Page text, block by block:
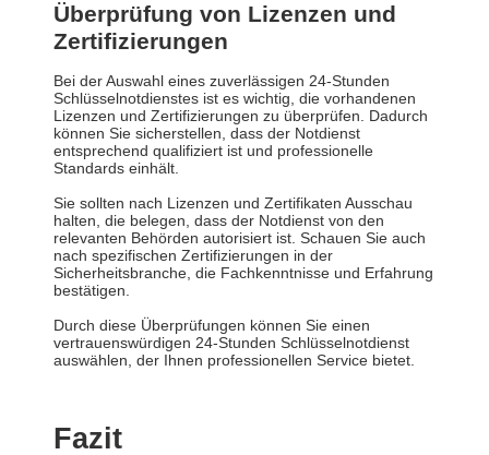
Überprüfung von Lizenzen und
Zertifizierungen
Bei der Auswahl eines zuverlässigen 24-Stunden
Schlüsselnotdienstes ist es wichtig, die vorhandenen
Lizenzen und Zertifizierungen zu überprüfen. Dadurch
können Sie sicherstellen, dass der Notdienst
entsprechend qualifiziert ist und professionelle
Standards einhält.
Sie sollten nach Lizenzen und Zertifikaten Ausschau
halten, die belegen, dass der Notdienst von den
relevanten Behörden autorisiert ist. Schauen Sie auch
nach spezifischen Zertifizierungen in der
Sicherheitsbranche, die Fachkenntnisse und Erfahrung
bestätigen.
Durch diese Überprüfungen können Sie einen
vertrauenswürdigen 24-Stunden Schlüsselnotdienst
auswählen, der Ihnen professionellen Service bietet.
Fazit